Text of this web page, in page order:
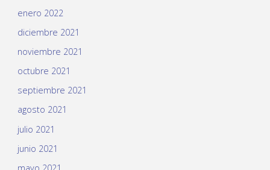
enero 2022
diciembre 2021
noviembre 2021
octubre 2021
septiembre 2021
agosto 2021
julio 2021
junio 2021